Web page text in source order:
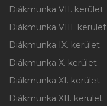
Diákmunka VII. kerület
Diákmunka VIII. kerület
Diákmunka IX. kerület
Diákmunka X. kerület
Diákmunka XI. kerület
Diákmunka XII. kerület